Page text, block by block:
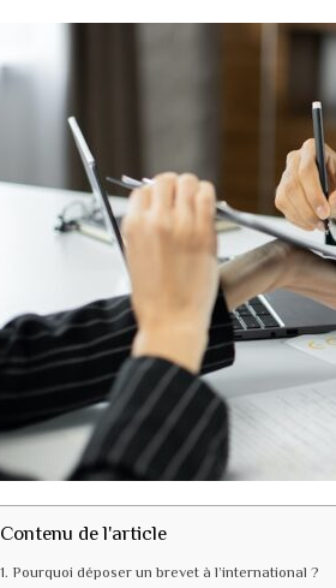
Contenu de l'article
Pourquoi déposer un brevet à l’international ?